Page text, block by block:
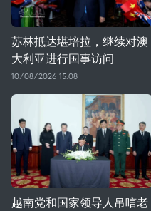
苏林抵达堪培拉，继续对澳
大利亚进行国事访问
10/08/2026 15:08
越南党和国家领导人吊唁老